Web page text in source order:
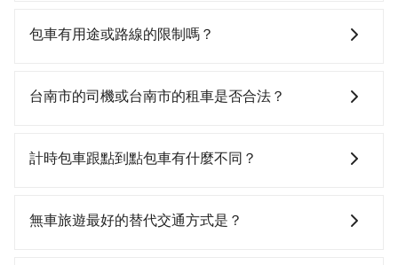
灣大車隊、Uber、Line Taxi、Yoxi等。依照里程跳錶計
時叫到小黃的難度是台北或新北的20倍之多。再加上台
鐵台南站到漁光島的跳表小黃可能較為便宜，但仍有臨
時攔不到車以及計程車司機不跳錶計費的風險，如你們
事先預約且品質穩定的tripool，可能更適合你。
包車有用途或路線的限制嗎？
只要是長途交通且途中遵守台灣法律，無論是清明掃
疫、預約叫車、機場接送、定期洗腎、包月上下班，或
報帳打統編，在結帳時可以受理，並於乘車後一週內寄
出電子收據。
台南市的司機或台南市的租車是否合法？
車、私家車或野雞車在招攬生意，這不僅是違法可能被
都無法監控或追查。最好別為了省小錢而冒上不必要的
計時包車跟點到點包車有什麼不同？
不同之處： 計時包車：計時包車是按照用車時間來計
無車旅遊最好的替代交通方式是？